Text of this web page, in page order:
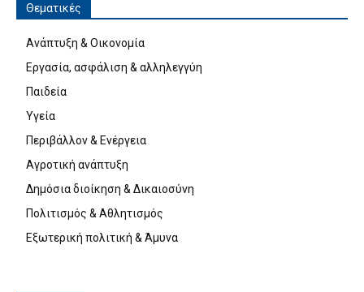
Θεματικές
Ανάπτυξη & Οικονομία
Εργασία, ασφάλιση & αλληλεγγύη
Παιδεία
Υγεία
Περιβάλλον & Ενέργεια
Αγροτική ανάπτυξη
Δημόσια διοίκηση & Δικαιοσύνη
Πολιτισμός & Αθλητισμός
Εξωτερική πολιτική & Άμυνα